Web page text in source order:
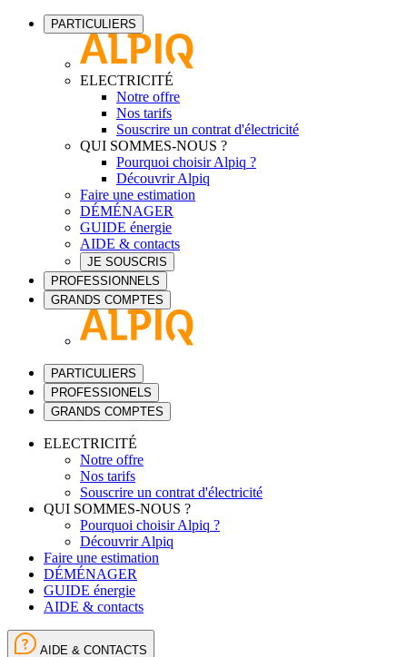
PARTICULIERS
ELECTRICITÉ
Notre offre
Nos tarifs
Souscrire un contrat d'électricité
QUI SOMMES-NOUS ?
Pourquoi choisir Alpiq ?
Découvrir Alpiq
Faire une estimation
DÉMÉNAGER
GUIDE énergie
AIDE & contacts
JE SOUSCRIS
PROFESSIONNELS
GRANDS COMPTES
PARTICULIERS
PROFESSIONELS
GRANDS COMPTES
ELECTRICITÉ
Notre offre
Nos tarifs
Souscrire un contrat d'électricité
QUI SOMMES-NOUS ?
Pourquoi choisir Alpiq ?
Découvrir Alpiq
Faire une estimation
DÉMÉNAGER
GUIDE énergie
AIDE & contacts
AIDE & CONTACTS